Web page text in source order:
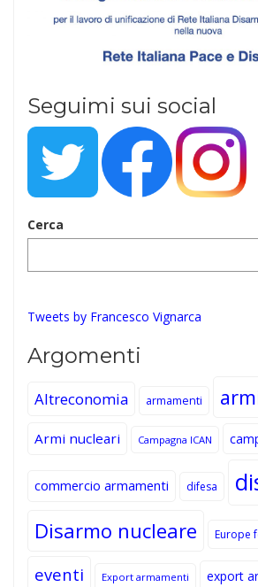
Seguimi sui social
Cerca
Tweets by Francesco Vignarca
Argomenti
Altreconomia armamenti
Armi nucleari Campagna ICAN
commercio armamenti difesa
Disarmo nucleare Europe
eventi Export armamenti export